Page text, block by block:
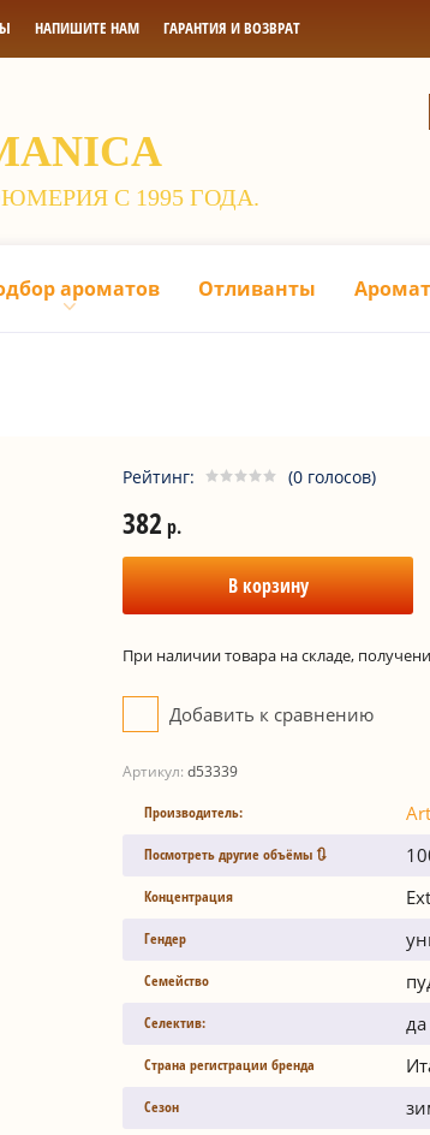
НАПИШИТЕ НАМ ГАРАНТИЯ И ВОЗВРАТ
С 1995 ГОДА.
ароматов Отливанты
Рейтинг: (0 голосов)
382 р.
В корзину
При наличии товара на складе,
Добавить к сравнению
Артикул: d53339
Производитель:
Посмотреть другие объёмы 🔃
Концентрация
Гендер
Семейство
Селектив: да
Страна регистрации бренда
Сезон